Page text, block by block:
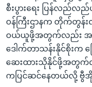
စီးပွားရေး ပြန်လည်လည်
ဝန်ကြီးဌာနက တိုက်တွန်
ဝယ်ယူဖို့အတွက်လည်း အပူ
ဒေါက်တာသန်းနိုင်စိုးက
ဆေးထားသိုနိုင်ဖို့အတွက်လ
ကပြင်ဆင်နေတယ်လို့ ဗွီအို